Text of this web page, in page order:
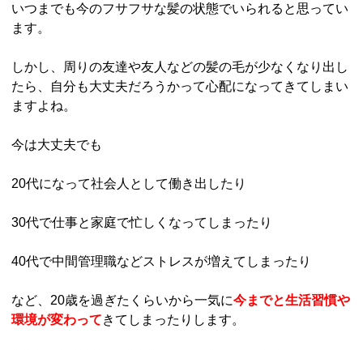
いつまでも今のフサフサな髪の状態でいられると思ってい
ます。
しかし、周りの友達や友人などの髪の毛が少なくなり出し
たら、自分も大丈夫だろうかって心配になってきてしまい
ますよね。
今は大丈夫でも
20代になって社会人として働き出したり
30代で仕事と家庭で忙しくなってしまったり
40代で中間管理職などストレスが増えてしまったり
など、20歳を過ぎたくらいから一気に今までと生活習慣や
環境が変わってきてしまったりします。